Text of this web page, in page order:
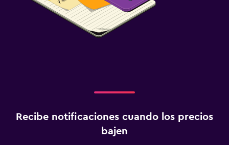
Recibe notificaciones cuando los precios
bajen